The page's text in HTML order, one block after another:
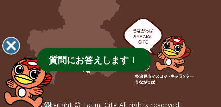
Copyright © Tajimi City All rights reserved.
質問にお答えします！